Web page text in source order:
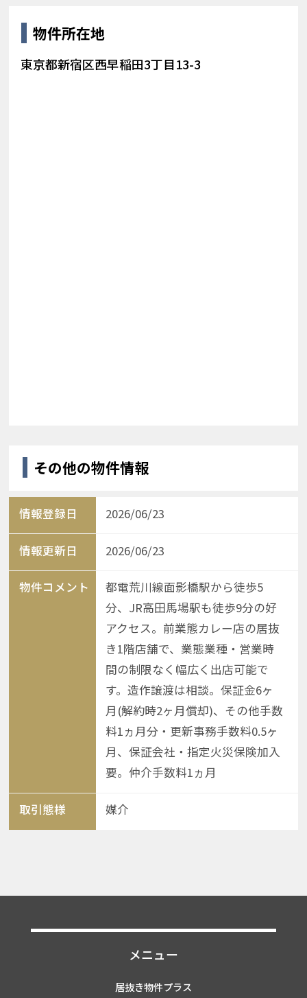
物件所在地
東京都新宿区西早稲田3丁目13-3
その他の物件情報
情報登録日 2026/06/23
情報更新日 2026/06/23
物件コメント
都電荒川線面影橋駅から徒歩5
分、JR高田馬場駅も徒歩9分の好
アクセス。前業態カレー店の居抜
き1階店舗で、業態業種・営業時
間の制限なく幅広く出店可能で
す。造作譲渡は相談。保証金6ヶ
月(解約時2ヶ月償却)、その他手数
料1ヵ月分・更新事務手数料0.5ヶ
月、保証会社・指定火災保険加入
要。仲介手数料1ヵ月
取引態様 媒介
メニュー
居抜き物件プラス